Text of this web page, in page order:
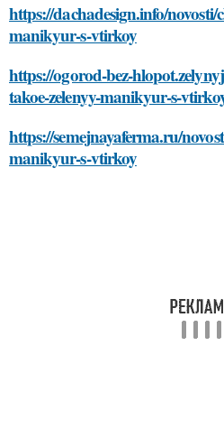
https://dachadesign.info/novosti/
manikyur-s-vtirkoy
https://ogorod-bez-
takoe-zelenyy-manikyur-s-
https://semejnayaferma.ru/
manikyur-s-vtirkoy